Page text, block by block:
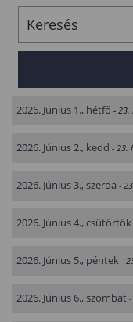
2026. Június 1., hétfő - 23.
2026. Június 2., kedd - 23.
2026. Június 3., szerda -
2026. Június 4., csütörtök
2026. Június 5., péntek -
2026. Június 6., szombat